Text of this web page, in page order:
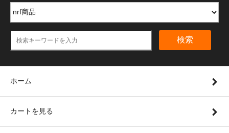
検索
ホーム
カートを見る